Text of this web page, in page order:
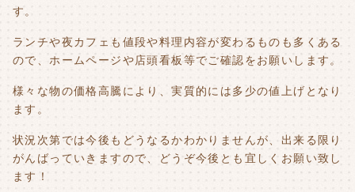
す。
ランチや夜カフェも値段や料理内容が変わるものも多くある
ので、ホームページや店頭看板等でご確認をお願いします。
様々な物の価格高騰により、実質的には多少の値上げとなり
ます。
状況次第では今後もどうなるかわかりませんが、出来る限り
がんばっていきますので、どうぞ今後とも宜しくお願い致し
ます！